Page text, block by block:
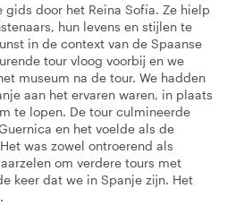
gids door het Reina Sofía. Ze hielp
hun levens en stijlen te
in de context van de Spaanse
tour vloog voorbij en we
museum na de tour. We hadden
aan het ervaren waren, in plaats
te lopen. De tour culmineerde
en het voelde als de
was zowel ontroerend als
om verdere tours met
keer dat we in Spanje zijn. Het